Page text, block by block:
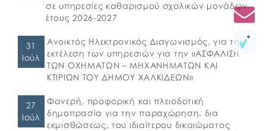
σε υπηρεσίες καθαρισμού σχολικών μονάδων
έτους 2026-2027
31
Ιούλ
Ανοικτός Ηλεκτρονικός Διαγωνισμός, για την
εκτέλεση των υπηρεσιών για την «ΑΣΦΑΛΙΣΗ
ΤΩΝ ΟΧΗΜΑΤΩΝ – ΜΗΧΑΝΗΜΑΤΩΝ ΚΑΙ
ΚΤΙΡΙΩΝ ΤΟΥ ΔΗΜΟΥ ΧΑΛΚΙΔΕΩΝ»
27
Ιούλ
Φανερή, προφορική και πλειοδοτική
δημοπρασία για την παραχώρηση, δια
εκμισθώσεως, του ιδιαίτερου δικαιώματος